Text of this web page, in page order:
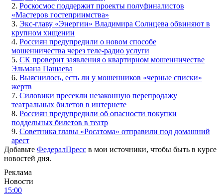
2. Роскосмос поддержит проекты полуфиналистов
«Мастеров гостеприимства»
3. Экс-главу «Энергии» Владимира Солнцева обвиняют в
крупном хищении
4. Россиян предупредили о новом способе
мошенничества через теле-радио услуги
5. СК проверит заявления о квартирном мошенничестве
Эльмана Пашаева
6. Выяснилось, есть ли у мошенников «черные списки»
жертв
7. Силовики пресекли незаконную перепродажу
театральных билетов в интернете
8. Россиян предупредили об опасности покупки
поддельных билетов в театр
9. Советника главы «Росатома» отправили под домашний
арест
Добавьте ФедералПресс в мои источники, чтобы быть в курсе
новостей дня.
Реклама
Новости
15:00